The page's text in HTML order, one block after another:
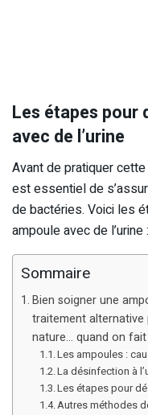
Les étapes pour
avec de l’urine
Avant de pratiquer
est essentiel de
de bactéries. Voici les
ampoule avec de l’urine :
Sommaire
Bien soigner une
traitement alternative
nature… quand on
Les ampoules :
La désinfection à
Les étapes pour
Autres méthodes